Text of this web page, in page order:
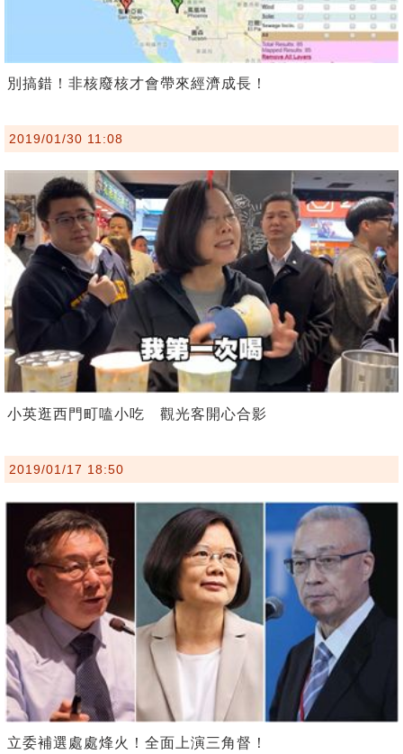
別搞錯！非核廢核才會帶來經濟成長！
2019/01/30 11:08
小英逛西門町嗑小吃 觀光客開心合影
2019/01/17 18:50
立委補選處處烽火！全面上演三角督！